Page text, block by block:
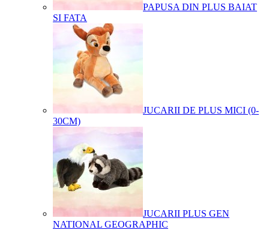
PAPUSA DIN PLUS BAIAT
SI FATA
JUCARII DE PLUS MICI (0-
30CM)
JUCARII PLUS GEN
NATIONAL GEOGRAPHIC